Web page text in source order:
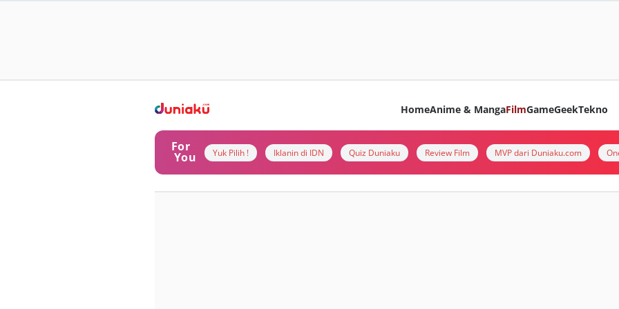
HomeAnime & MangaFilmGameGeekTekno
For
You Yuk Pilih ! Iklanin di IDN Quiz Duniaku Review Film MVP dari Duniaku.com